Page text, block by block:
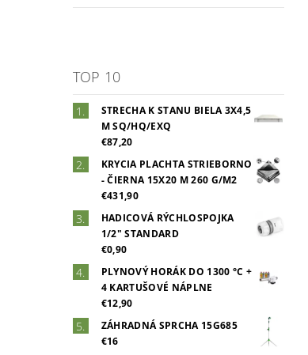
TOP 10
STRECHA K STANU BIELA 3X4,5
M SQ/HQ/EXQ
€87,20
KRYCIA PLACHTA STRIEBORNO
- ČIERNA 15X20 M 260 G/M2
€431,90
HADICOVÁ RÝCHLOSPOJKA
1/2" STANDARD
€0,90
PLYNOVÝ HORÁK DO 1300 °C +
4 KARTUŠOVÉ NÁPLNE
€12,90
ZÁHRADNÁ SPRCHA 15G685
€16